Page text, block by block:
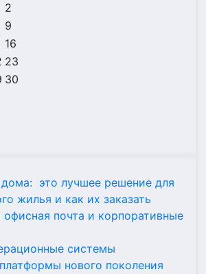
2
9
16
23
30
это лучшее решение для
жилья и как их заказать
офисная почта и корпоративные
системы
нового поколения